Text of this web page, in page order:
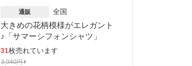
通販 全国
大きめの花柄模様がエレガント
♪「サマーシフォンシャツ」
31枚売れています
3,940円